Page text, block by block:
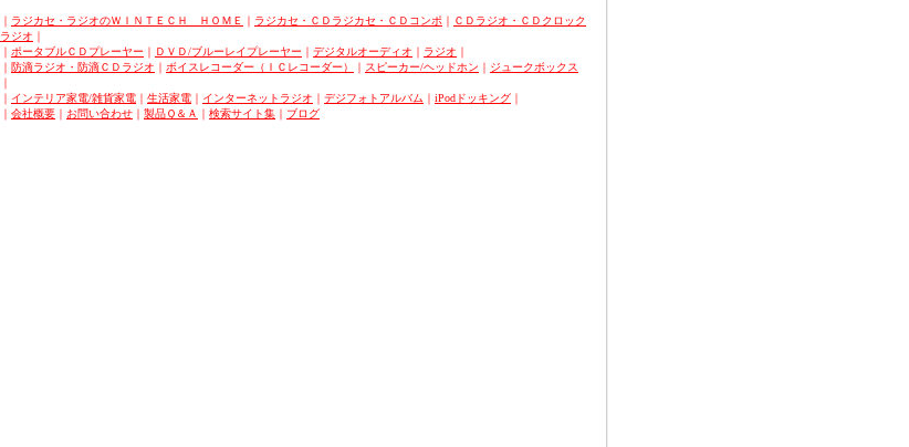
｜ ラジカセ・ラジオのＷＩＮＴＥＣＨ ＨＯＭＥ ｜ ラジカセ・ＣＤラジカセ・ＣＤコンポ ｜ ＣＤラジオ・ＣＤクロック
ラジオ ｜
｜ ポータブルＣＤプレーヤー ｜ ＤＶＤ/ブルーレイプレーヤー ｜ デジタルオーディオ ｜ ラジオ ｜
｜ 防滴ラジオ・防滴ＣＤラジオ ｜ ボイスレコーダー（ＩＣレコーダー） ｜ スピーカー/ヘッドホン ｜ ジュークボックス
｜
｜ インテリア家電/雑貨家電 ｜ 生活家電 ｜ インターネットラジオ ｜ デジフォトアルバム ｜ iPodドッキング ｜
｜ 会社概要 ｜ お問い合わせ ｜ 製品Ｑ＆Ａ ｜ 検索サイト集 ｜ ブログ